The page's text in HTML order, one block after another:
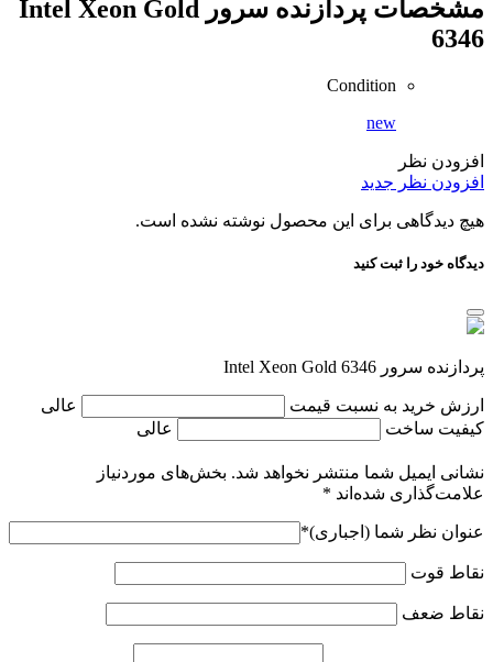
مشخصات
پردازنده سرور Intel Xeon Gold
6346
Condition
new
افزودن نظر
افزودن نظر جدید
هیچ دیدگاهی برای این محصول نوشته نشده است.
دیدگاه خود را ثبت کنید
پردازنده سرور Intel Xeon Gold 6346
ارزش خرید به نسبت قیمت
عالی
کیفیت ساخت
عالی
نشانی ایمیل شما منتشر نخواهد شد. بخش‌های موردنیاز
علامت‌گذاری شده‌اند *
عنوان نظر شما (اجباری)*
نقاط قوت
نقاط ضعف